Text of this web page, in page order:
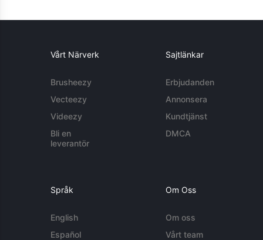
Vårt Närverk
Brusheezy
Vecteezy
Videezy
Bli en
leverantör
Sajtlänkar
Erbjudanden
Annonsera
Kundtjänst
DMCA
Språk
English
Español
Om Oss
Om oss
Vårt team